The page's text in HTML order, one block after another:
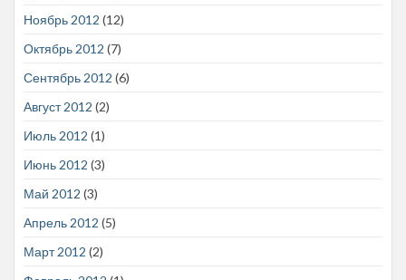
Ноябрь 2012 (12)
Октябрь 2012 (7)
Сентябрь 2012 (6)
Август 2012 (2)
Июль 2012 (1)
Июнь 2012 (3)
Май 2012 (3)
Апрель 2012 (5)
Март 2012 (2)